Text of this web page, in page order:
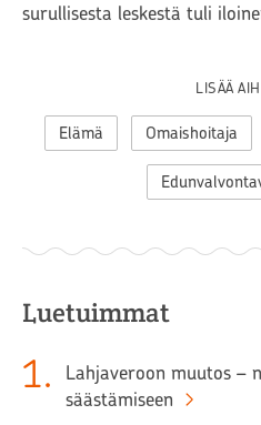
surullisesta leskestä tuli
LISÄÄ
Elämä Omaishoitaja
Luetuimmat
1.
Lahjaveroon muutos –
säästämiseen